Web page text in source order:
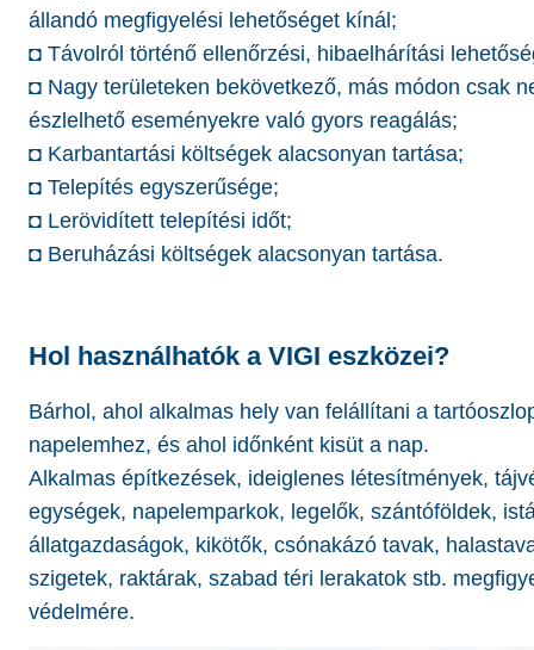
állandó megfigyelési lehetőséget kínál;
◘ Távolról történő ellenőrzési, hibaelhárítási
◘ Nagy területeken bekövetkező, más módon csak
észlelhető eseményekre való gyors reagálás;
◘ Karbantartási költségek alacsonyan tartása;
◘ Telepítés egyszerűsége;
◘ Lerövidített telepítési időt;
◘ Beruházási költségek alacsonyan tartása.
Hol használhatók a VIGI eszközei?
Bárhol, ahol alkalmas hely van felállítani a
napelemhez, és ahol időnként kisüt a nap.
Alkalmas építkezések, ideiglenes létesítmények,
egységek, napelemparkok, legelők, szántóföldek,
állatgazdaságok, kikötők, csónakázó tavak,
szigetek, raktárak, szabad téri lerakatok stb.
védelmére.